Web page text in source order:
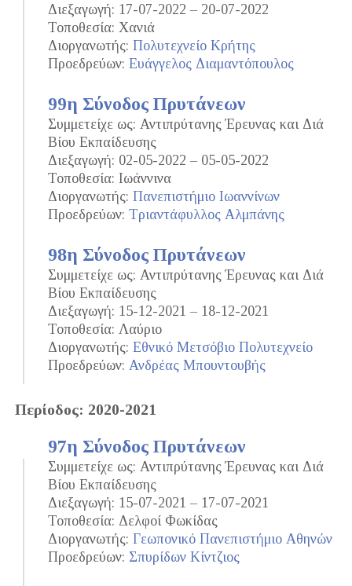
Διεξαγωγή: 17-07-2022 – 20-07-2022
Τοποθεσία: Χανιά
Διοργανωτής: Πολυτεχνείο Κρήτης
Προεδρεύων: Ευάγγελος Διαμαντόπουλος
99η Σύνοδος Πρυτάνεων
Συμμετείχε ως: Αντιπρύτανης Έρευνας και Διά
Βίου Εκπαίδευσης
Διεξαγωγή: 02-05-2022 – 05-05-2022
Τοποθεσία: Ιωάννινα
Διοργανωτής: Πανεπιστήμιο Ιωαννίνων
Προεδρεύων: Τριαντάφυλλος Αλμπάνης
98η Σύνοδος Πρυτάνεων
Συμμετείχε ως: Αντιπρύτανης Έρευνας και Διά
Βίου Εκπαίδευσης
Διεξαγωγή: 15-12-2021 – 18-12-2021
Τοποθεσία: Λαύριο
Διοργανωτής: Εθνικό Μετσόβιο Πολυτεχνείο
Προεδρεύων: Ανδρέας Μπουντουβής
Περίοδος: 2020-2021
97η Σύνοδος Πρυτάνεων
Συμμετείχε ως: Αντιπρύτανης Έρευνας και Διά
Βίου Εκπαίδευσης
Διεξαγωγή: 15-07-2021 – 17-07-2021
Τοποθεσία: Δελφοί Φωκίδας
Διοργανωτής: Γεωπονικό Πανεπιστήμιο Αθηνών
Προεδρεύων: Σπυρίδων Κίντζιος